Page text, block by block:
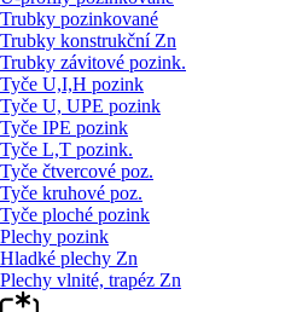
Trubky pozinkované
Trubky konstrukční Zn
Trubky závitové pozink.
Tyče U,I,H pozink
Tyče U, UPE pozink
Tyče IPE pozink
Tyče L,T pozink.
Tyče čtvercové poz.
Tyče kruhové poz.
Tyče ploché pozink
Plechy pozink
Hladké plechy Zn
Plechy vlnité, trapéz Zn